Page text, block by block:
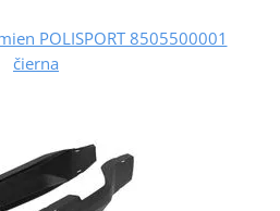
POLISPORT 8505500001
čierna